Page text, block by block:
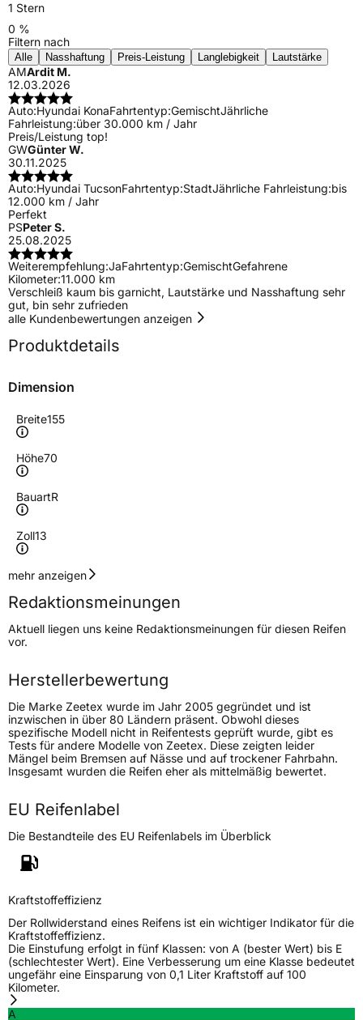
1 Stern
0 %
Filtern nach
Alle Nasshaftung Preis-Leistung Langlebigkeit Lautstärke
AMArdit M.
12.03.2026
Auto:Hyundai KonaFahrtentyp:GemischtJährliche
Fahrleistung:über 30.000 km / Jahr
Preis/Leistung top!
GWGünter W.
30.11.2025
Auto:Hyundai TucsonFahrtentyp:StadtJährliche Fahrleistung:bis
12.000 km / Jahr
Perfekt
PSPeter S.
25.08.2025
Weiterempfehlung:JaFahrtentyp:GemischtGefahrene
Kilometer:11.000 km
Verschleiß kaum bis garnicht, Lautstärke und Nasshaftung sehr
gut, bin sehr zufrieden
alle Kundenbewertungen anzeigen
Produktdetails
Dimension
Breite155
Höhe70
BauartR
Zoll13
Geschwindigkeitsindex
Höchstgeschwindigkeit
190 km/h
Lastindex75
Höchstlast387 kg
Generelle Merkmale
FahrzeugtypPKW
VerwendungGanzjahresreifen
FahrzeugartPKW & SUV
Weitere Eigenschaften
SchlauchtypTL
ZustandNeureifen
M+SJa
EU Label
mehr anzeigen
Redaktionsmeinungen
Aktuell liegen uns keine Redaktionsmeinungen für diesen Reifen
vor.
Herstellerbewertung
Die Marke Zeetex wurde im Jahr 2005 gegründet und ist
inzwischen in über 80 Ländern präsent. Obwohl dieses
spezifische Modell nicht in Reifentests geprüft wurde, gibt es
Tests für andere Modelle von Zeetex. Diese zeigten leider
Mängel beim Bremsen auf Nässe und auf trockener Fahrbahn.
Insgesamt wurden die Reifen eher als mittelmäßig bewertet.
EU Reifenlabel
Die Bestandteile des EU Reifenlabels im Überblick
Kraftstoffeffizienz
Der Rollwiderstand eines Reifens ist ein wichtiger Indikator für die
Kraftstoffeffizienz.
Die Einstufung erfolgt in fünf Klassen: von A (bester Wert) bis E
(schlechtester Wert). Eine Verbesserung um eine Klasse bedeutet
ungefähr eine Einsparung von 0,1 Liter Kraftstoff auf 100
Kilometer.
A